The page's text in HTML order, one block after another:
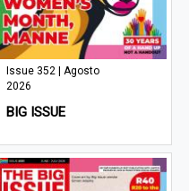
Issue 352 | Agosto
2026
BIG ISSUE